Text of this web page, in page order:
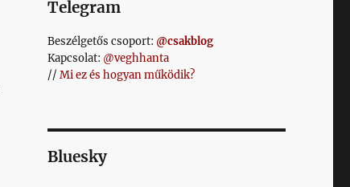
Telegram
Beszélgetős csoport: @csakblog
Kapcsolat: @veghhanta
// Mi ez és hogyan működik?
Bluesky